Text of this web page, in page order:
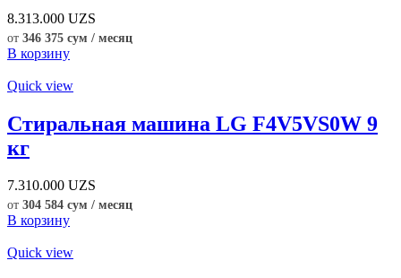
8.313.000 UZS
от 346 375 сум / месяц
В корзину
Quick view
Стиральная машина LG F4V5VS0W 9
кг
7.310.000 UZS
от 304 584 сум / месяц
В корзину
Quick view